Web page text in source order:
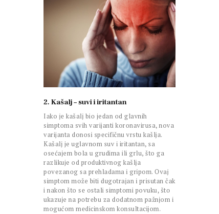
2. Kašalj – suvi i iritantan
Iako je kašalj bio jedan od glavnih
simptoma svih varijanti koronavirusa, nova
varijanta donosi specifičnu vrstu kašlja.
Kašalj je uglavnom suv i iritantan, sa
osećajem bola u grudima ili grlu, što ga
razlikuje od produktivnog kašlja
povezanog sa prehladama i gripom. Ovaj
simptom može biti dugotrajan i prisutan čak
i nakon što se ostali simptomi povuku, što
ukazuje na potrebu za dodatnom pažnjom i
mogućom medicinskom konsultacijom.